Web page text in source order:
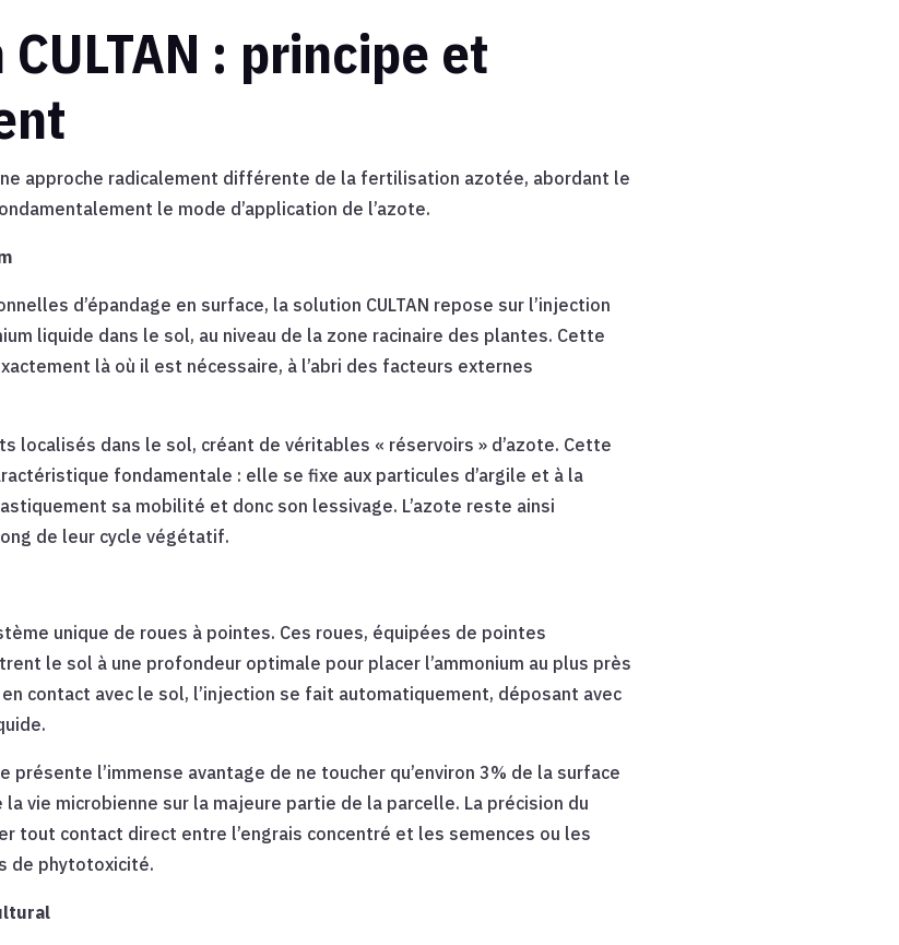
: principe et
approche radicalement différente de la fertilisation azotée, abordant le
le mode d’application de l’azote.
d’épandage en surface, la solution CULTAN repose sur l’injection
liquide dans le sol, au niveau de la zone racinaire des plantes. Cette
là où il est nécessaire, à l’abri des facteurs externes
localisés dans le sol, créant de véritables « réservoirs » d’azote. Cette
fondamentale : elle se fixe aux particules d’argile et à la
sa mobilité et donc son lessivage. L’azote reste ainsi
de leur cycle végétatif.
unique de roues à pointes. Ces roues, équipées de pointes
le sol à une profondeur optimale pour placer l’ammonium au plus près
contact avec le sol, l’injection se fait automatiquement, déposant avec
l’immense avantage de ne toucher qu’environ 3% de la surface
vie microbienne sur la majeure partie de la parcelle. La précision du
tout contact direct entre l’engrais concentré et les semences ou les
de phytotoxicité.